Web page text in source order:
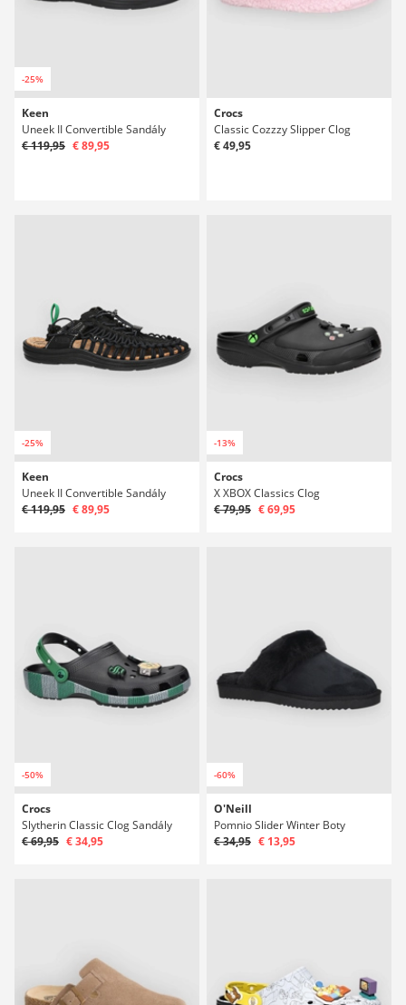
-25%
Keen
Uneek II Convertible Sandály
€ 119,95 € 89,95
Crocs
Classic Cozzzy Slipper Clog
€ 49,95
-25%
Keen
Uneek II Convertible Sandály
€ 119,95 € 89,95
-13%
Crocs
X XBOX Classics Clog
€ 79,95 € 69,95
-50%
Crocs
Slytherin Classic Clog Sandály
€ 69,95 € 34,95
-60%
O'Neill
Pomnio Slider Winter Boty
€ 34,95 € 13,95